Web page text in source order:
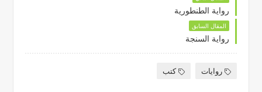
رواية الطنطورية
المقال السابق
رواية السنجة
روايات كتب